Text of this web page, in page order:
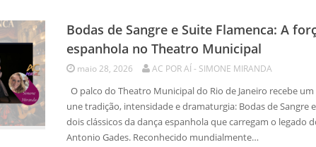
Bodas de Sangre e Suite Flamenca: A
espanhola no Theatro Municipal
maio 28, 2026 AC POR AÍ - SIMONE MIRANDA
O palco do Theatro Municipal do Rio de Janeiro recebe
une tradição, intensidade e dramaturgia: Bodas de Sangre
dois clássicos da dança espanhola que carregam o legado
Antonio Gades. Reconhecido mundialmente…